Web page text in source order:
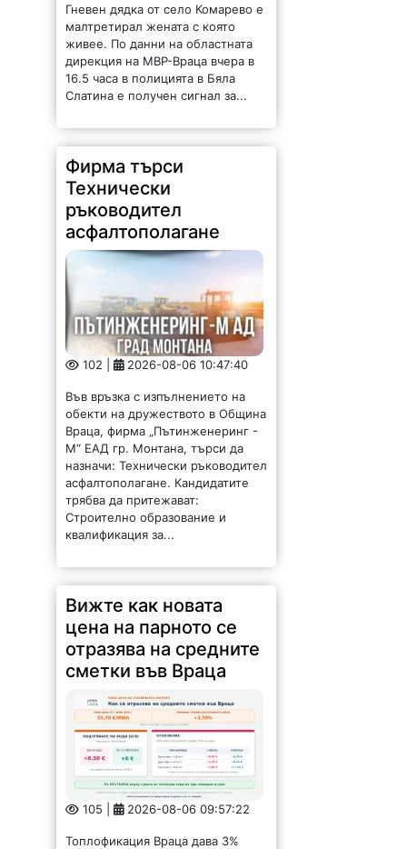
Гневен дядка от село Комарево е
малтретирал жената с която
живее. По данни на областната
дирекция на МВР-Враца вчера в
16.5 часа в полицията в Бяла
Слатина е получен сигнал за...
Фирма търси
Технически
ръководител
асфалтополагане
102 | 2026-08-06 10:47:40
Във връзка с изпълнението на
обекти на дружеството в Община
Враца, фирма „Пътинженеринг -
М“ ЕАД гр. Монтана, търси да
назначи: Технически ръководител
асфалтополагане. Кандидатите
трябва да притежават:
Строително образование и
квалификация за...
Вижте как новата
цена на парното се
отразява на средните
сметки във Враца
105 | 2026-08-06 09:57:22
Топлофикация Враца дава 3%